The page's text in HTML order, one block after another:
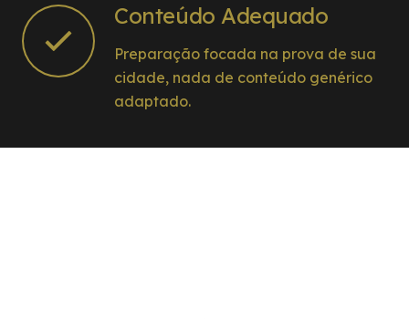
Conteúdo Adequado
Preparação focada na prova de sua
cidade, nada de conteúdo genérico
adaptado.